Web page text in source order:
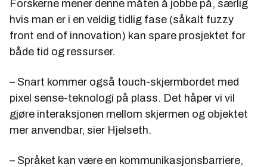
Forskerne mener denne måten å jobbe på, særlig
hvis man er i en veldig tidlig fase (såkalt fuzzy
front end of innovation) kan spare prosjektet for
både tid og ressurser.
– Snart kommer også touch-skjermbordet med
pixel sense-teknologi på plass. Det håper vi vil
gjøre interaksjonen mellom skjermen og objektet
mer anvendbar, sier Hjelseth.
– Språket kan være en kommunikasjonsbarriere,